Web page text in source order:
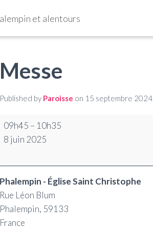
et alentours
Messe
Published by Paroisse on 15 septembre 2024
09h45 – 10h35
8 juin 2025
Phalempin - Église Saint Christophe
Rue Léon Blum
Phalempin, 59133
France